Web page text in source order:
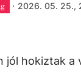
· 2026. 05. 25.,
jól hokiztak